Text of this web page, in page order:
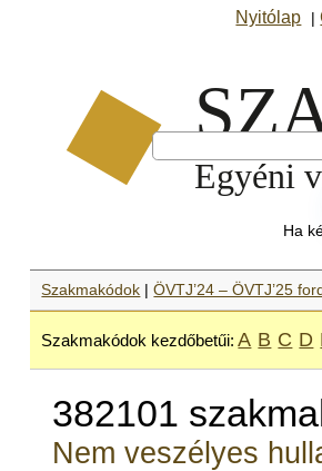
Nyitólap |
Ha
Szakmakódok |ÖVTJ’24 – ÖVTJ’25
Szakmakódok kezdőbetűi: A B C D
382101
Nem veszélyes